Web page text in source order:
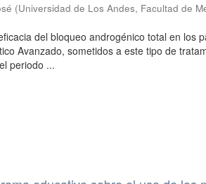
(Universidad de Los Andes, Facultad de
del bloqueo androgénico total en los
Avanzado, sometidos a este tipo de
periodo ...